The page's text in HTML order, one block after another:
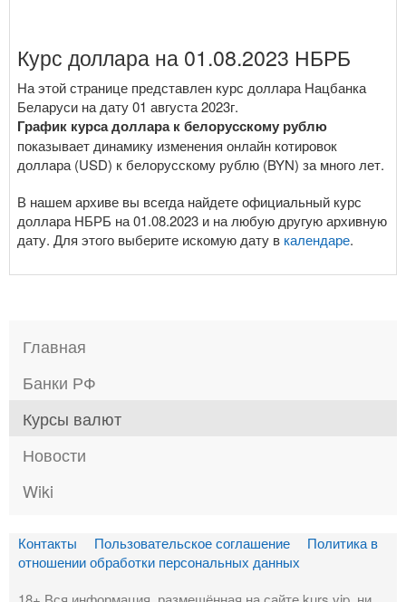
Курс доллара на 01.08.2023 НБРБ
На этой странице представлен курс доллара Нацбанка
Беларуси на дату 01 августа 2023г.
График курса доллара к белорусскому рублю
показывает динамику изменения онлайн котировок
доллара (USD) к белорусскому рублю (BYN) за много лет.
В нашем архиве вы всегда найдете официальный курс
доллара НБРБ на 01.08.2023 и на любую другую архивную
дату. Для этого выберите искомую дату в календаре.
Главная
Банки РФ
Курсы валют
Новости
Wiki
Контакты Пользовательское соглашение
Политика в
отношении обработки персональных данных